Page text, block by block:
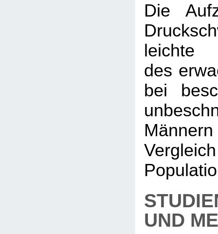
Die
leichte
des
bei
UND